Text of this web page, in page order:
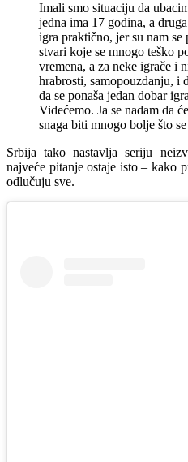
Imali smo situaciju da
jedna ima 17 godina, a
igra praktično, jer su nam
stvari koje se mnogo teško
vremena, a za neke igrače
hrabrosti, samopouzdanju, i
da se ponaša jedan dobar
Videćemo. Ja se nadam da
snaga biti mnogo bolje što
Srbija tako nastavlja seriju
najveće pitanje ostaje isto – kako
odlučuju sve.